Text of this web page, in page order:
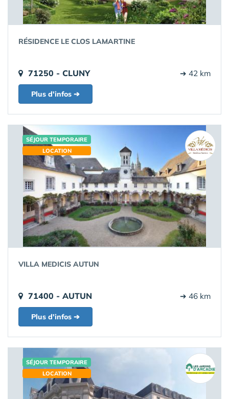
RÉSIDENCE LE CLOS LAMARTINE
71250 - CLUNY ➔ 42 km
Plus d'infos ➔
SÉJOUR TEMPORAIRE
LOCATION
VILLA MEDICIS AUTUN
71400 - AUTUN ➔ 46 km
Plus d'infos ➔
SÉJOUR TEMPORAIRE
LOCATION